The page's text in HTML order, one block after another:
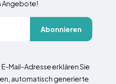
Angebote!
Abonnieren
Mail-Adresse erklären Sie
automatisch generierte